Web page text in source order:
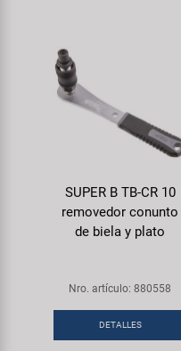
SUPER B TB-CR 10
removedor conunto
de biela y plato
Nro. artículo: 880558
DETALLES